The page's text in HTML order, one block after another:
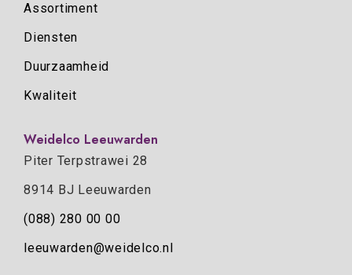
Assortiment
Diensten
Duurzaamheid
Kwaliteit
Weidelco Leeuwarden
Piter Terpstrawei 28
8914 BJ Leeuwarden
(088) 280 00 00
leeuwarden@weidelco.nl